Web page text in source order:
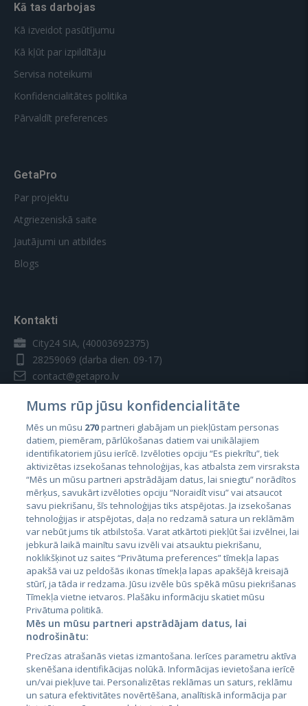
Kā tas darbojas
Kā izveidot pasūtījumu
Kā kļūt par izpildītāju
Servisa noteikumi
Konfidencialitātes politika
Pārvaldīt preferences
GetaPro
Par projektu
Atgriezeniskā saite
Jautājumi un atbildes
Blogs
Kontakti
City24 SIA, (40003692375)
28259069 (darba dien. 09-17)
contact@getapro.lv
Valstis
Igaunija
Latvija
Lietuva
City24.lv
City24.ee
GetaPro.lv
GetaPro.ee
CVbankas.lt
Kainos.lt
Paslaugos.lt
auto24.ee
Mums rūp jūsu konfidencialitāte
Mēs un mūsu 270partneri glabājam un piekļūstam personas
datiem, piemēram, pārlūkošanas datiem vai unikālajiem
identifikatoriem jūsu ierīcē. Izvēloties opciju “Es piekrītu”, tiek
aktivizētas izsekošanas tehnoloģijas, kas atbalsta zem virsraksta
“Mēs un mūsu partneri apstrādājam datus, lai sniegtu” norādītos
mērķus, savukārt izvēloties opciju “Noraidīt visu” vai atsaucot
savu piekrišanu, šīs tehnoloģijas tiks atspējotas. Ja izsekošanas
tehnoloģijas ir atspējotas, daļa no redzamā satura un reklāmām
var nebūt jums tik atbilstoša. Varat atkārtoti piekļūt šai izvēlnei, lai
jebkurā laikā mainītu savu izvēli vai atsauktu piekrišanu,
noklikšķinot uz saites “Privātuma preferences” tīmekļa lapas
apakšā vai uz peldošās ikonas tīmekļa lapas apakšējā kreisajā
stūrī, ja tāda ir redzama. Jūsu izvēle būs spēkā mūsu piekrišanas
Tīmekļa vietne ietvaros. Plašāku informāciju skatiet mūsu
Privātuma politikā.
Mēs un mūsu partneri apstrādājam datus, lai
nodrošinātu:
Precīzas atrašanās vietas izmantošana. Ierīces parametru aktīva
skenēšana identifikācijas nolūkā. Informācijas ievietošana ierīcē
un/vai piekļuve tai. Personalizētas reklāmas un saturs, reklāmu
un satura efektivitātes novērtēšana, analītiskā informācija par